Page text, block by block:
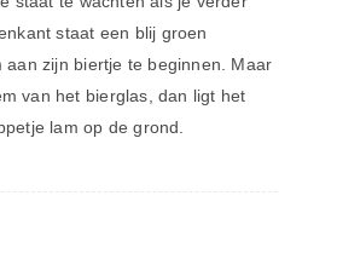
staat een blij groen
aan zijn biertje te beginnen. Maar
van het bierglas, dan ligt het
lam op de grond.